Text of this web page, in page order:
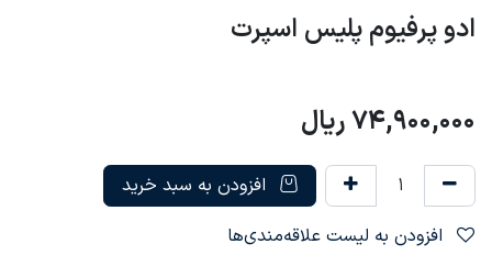
ادو پرفیوم پلیس اسپرت
74,900,000ریال
افزودن به سبد خرید